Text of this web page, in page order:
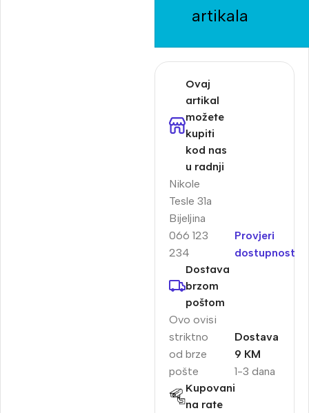
artikala
Ovaj
artikal
možete
kupiti
kod nas
u radnji
Nikole
Tesle 31a
Bijeljina
066 123
234
Provjeri
dostupnost
Dostava
brzom
poštom
Ovo ovisi
striktno
od brze
pošte
1-3 dana
Dostava
9 KM
Kupovani
na rate